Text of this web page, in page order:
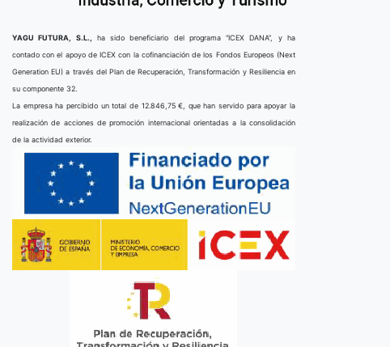
YAGU FUTURA, S.L.,
ha sido beneficiario del programa “ICEX DANA”, y ha
contado con el apoyo de ICEX con la cofinanciación de los Fondos Europeos (Next
Generation EU) a través del Plan de Recuperación, Transformación y Resiliencia en
su componente 32.
La empresa ha percibido un total de 12.846,75 €, que han servido para apoyar la
realización de acciones de promoción internacional orientadas a la consolidación
de la actividad exterior.